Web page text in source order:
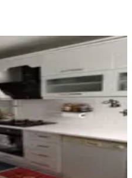
Daire
Mahallesi
1·06.08.2026